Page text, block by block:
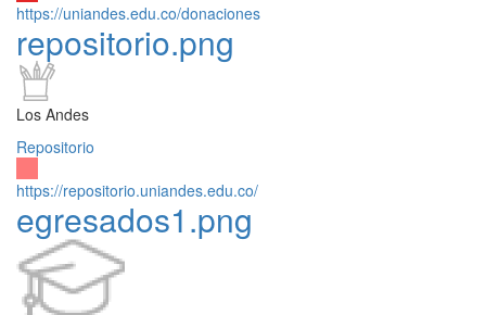
https://uniandes.edu.co/donaciones
repositorio.png
Los Andes
Repositorio
https://repositorio.uniandes.edu.co/
egresados1.png